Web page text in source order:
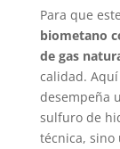
Para que
biometano
de gas
calidad.
desempeña
sulfuro de
técnica, sino